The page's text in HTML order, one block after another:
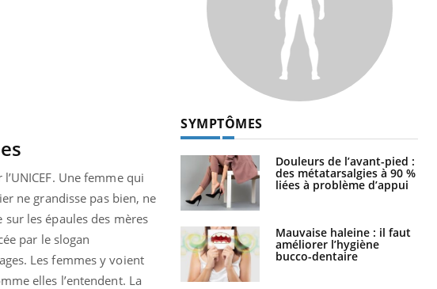
Une femme qui
ne grandisse pas bien, ne
les épaules des mères
par le slogan
Les femmes y voient
elles l’entendent. La
SYMPTÔMES
Douleurs de l’avant-pied :
des métatarsalgies à 90 %
liées à problème d’appui
Mauvaise haleine : il faut
améliorer l’hygiène
bucco-dentaire